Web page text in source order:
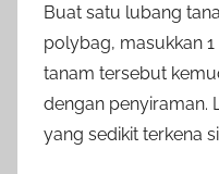
Buat satu lubang
polybag, masukkan
tanam tersebut
dengan penyiraman.
yang sedikit terkena